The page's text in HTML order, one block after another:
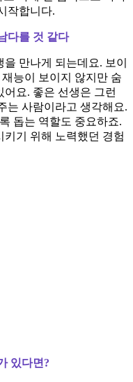
작합니다.
다를 것 같다
만나게 되는데요. 보이
능이 보이지 않지만 숨
요. 좋은 선생은 그런
는 사람이라고 생각해요.
돕는 역할도 중요하죠.
기 위해 노력했던 경험
있다면?